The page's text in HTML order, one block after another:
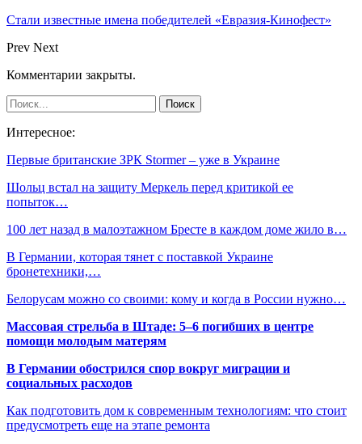
Стали известные имена победителей «Евразия-Кинофест»
Prev Next
Комментарии закрыты.
Интересное:
Первые британские ЗРК Stormer – уже в Украине
Шольц встал на защиту Меркель перед критикой ее
попыток…
100 лет назад в малоэтажном Бресте в каждом доме жило в…
В Германии, которая тянет с поставкой Украине
бронетехники,…
Белорусам можно со своими: кому и когда в России нужно…
Массовая стрельба в Штаде: 5–6 погибших в центре
помощи молодым матерям
В Германии обострился спор вокруг миграции и
социальных расходов
Как подготовить дом к современным технологиям: что стоит
предусмотреть еще на этапе ремонта